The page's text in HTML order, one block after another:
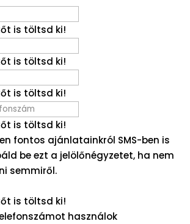
is töltsd ki!
is töltsd ki!
is töltsd ki!
is töltsd ki!
fontos ajánlatainkról SMS-ben is
be ezt a jelölőnégyzetet, ha nem
semmiről.
is töltsd ki!
használok